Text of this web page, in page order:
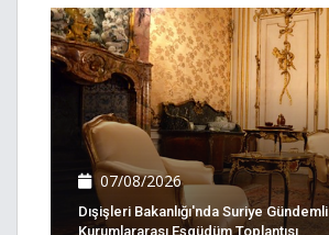
07/08/2026
Dışişleri Bakanlığı'nda Suriye Gündemli
Kurumlararası Eşgüdüm Toplantısı